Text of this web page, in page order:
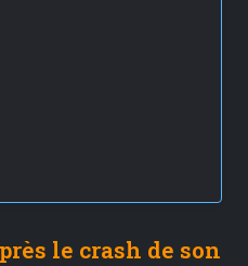
le crash de son